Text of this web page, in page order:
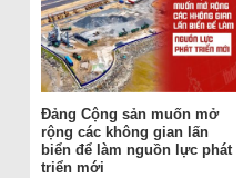
Đảng Cộng sản muốn mở
rộng các không gian lấn
biển để làm nguồn lực phát
triển mới